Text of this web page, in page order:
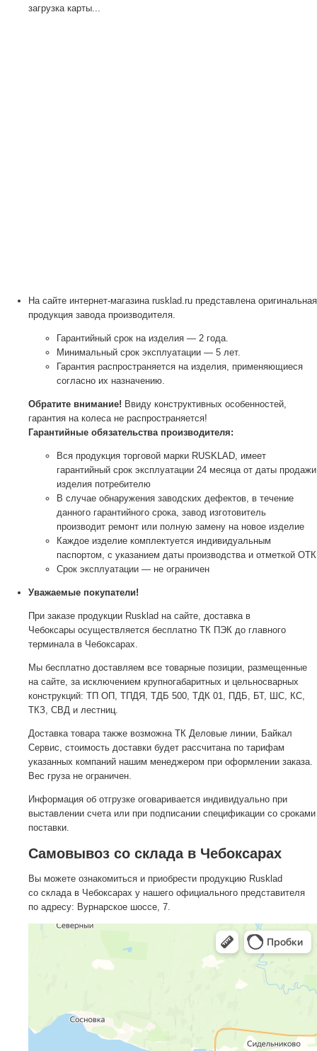
загрузка карты...
На сайте интернет-магазина rusklad.ru представлена оригинальная
продукция завода производителя.
Гарантийный срок на изделия — 2 года.
Минимальный срок эксплуатации — 5 лет.
Гарантия распространяется на изделия, применяющиеся
согласно их назначению.
Обратите внимание! Ввиду конструктивных особенностей,
гарантия на колеса не распространяется!
Гарантийные обязательства производителя:
Вся продукция торговой марки RUSKLAD, имеет
гарантийный срок эксплуатации 24 месяца от даты продажи
изделия потребителю
В случае обнаружения заводских дефектов, в течение
данного гарантийного срока, завод изготовитель
производит ремонт или полную замену на новое изделие
Каждое изделие комплектуется индивидуальным
паспортом, с указанием даты производства и отметкой ОТК
Срок эксплуатации — не ограничен
Уважаемые покупатели!
При заказе продукции Rusklad на сайте, доставка в
Чебоксары осуществляется бесплатно ТК ПЭК до главного
терминала в Чебоксарах.
Мы бесплатно доставляем все товарные позиции, размещенные
на сайте, за исключением крупногабаритных и цельносварных
конструкций: ТП ОП, ТПДЯ, ТДБ 500, ТДК 01, ПДБ, БТ, ШС, КС,
ТКЗ, СВД и лестниц.
Доставка товара также возможна ТК Деловые линии, Байкал
Сервис, стоимость доставки будет рассчитана по тарифам
указанных компаний нашим менеджером при оформлении заказа.
Вес груза не ограничен.
Информация об отгрузке оговаривается индивидуально при
выставлении счета или при подписании спецификации со сроками
поставки.
Самовывоз со склада в Чебоксарах
Вы можете ознакомиться и приобрести продукцию Rusklad
со склада в Чебоксарах у нашего официального представителя
по адресу: Вурнарское шоссе, 7.